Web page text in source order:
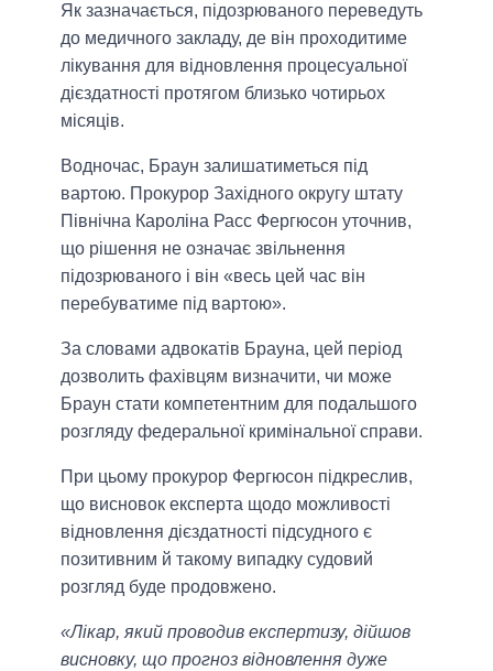
Як зазначається, підозрюваного переведуть
до медичного закладу, де він проходитиме
лікування для відновлення процесуальної
дієздатності протягом близько чотирьох
місяців.
Водночас, Браун залишатиметься під
вартою. Прокурор Західного округу штату
Північна Кароліна Расс Фергюсон уточнив,
що рішення не означає звільнення
підозрюваного і він «весь цей час він
перебуватиме під вартою».
За словами адвокатів Брауна, цей період
дозволить фахівцям визначити, чи може
Браун стати компетентним для подальшого
розгляду федеральної кримінальної справи.
При цьому прокурор Фергюсон підкреслив,
що висновок експерта щодо можливості
відновлення дієздатності підсудного є
позитивним й такому випадку судовий
розгляд буде продовжено.
«Лікар, який проводив експертизу, дійшов
висновку, що прогноз відновлення дуже